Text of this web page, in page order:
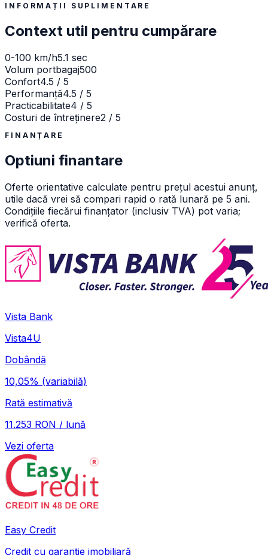
INFORMAȚII SUPLIMENTARE
Context util pentru cumpărare
0-100 km/h5.1 sec
Volum portbagaj500
Confort4.5 / 5
Performanță4.5 / 5
Practicabilitate4 / 5
Costuri de întreținere2 / 5
FINANȚARE
Optiuni finantare
Oferte orientative calculate pentru prețul acestui anunț,
utile dacă vrei să compari rapid o rată lunară pe 5 ani.
Condițiile fiecărui finanțator (inclusiv TVA) pot varia;
verifică oferta.
Vista Bank
Vista4U
Dobândă
10,05% (variabilă)
Rată estimativă
11.253 RON / lună
Vezi oferta
Easy Credit
Credit cu garanție imobiliară